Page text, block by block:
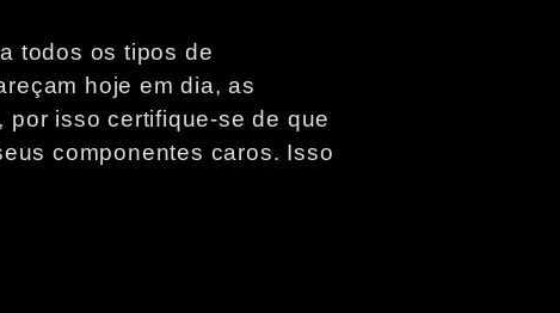
todos os tipos de
hoje em dia, as
isso certifique-se de que
componentes caros. Isso